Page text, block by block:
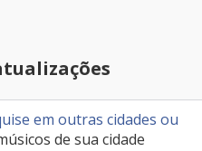
em outras cidades ou
de sua cidade